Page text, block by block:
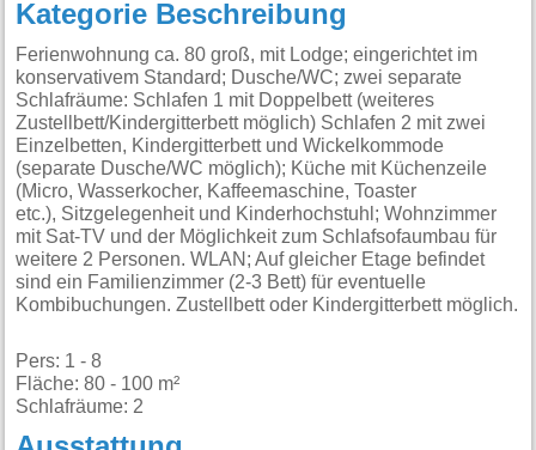
Kategorie Beschreibung
Ferienwohnung ca. 80 groß, mit Lodge; eingerichtet im
konservativem Standard; Dusche/WC; zwei separate
Schlafräume: Schlafen 1 mit Doppelbett (weiteres
Zustellbett/Kindergitterbett möglich) Schlafen 2 mit zwei
Einzelbetten, Kindergitterbett und Wickelkommode
(separate Dusche/WC möglich); Küche mit Küchenzeile
(Micro, Wasserkocher, Kaffeemaschine, Toaster
etc.), Sitzgelegenheit und Kinderhochstuhl; Wohnzimmer
mit Sat-TV und der Möglichkeit zum Schlafsofaumbau für
weitere 2 Personen. WLAN; Auf gleicher Etage befindet
sind ein Familienzimmer (2-3 Bett) für eventuelle
Kombibuchungen. Zustellbett oder Kindergitterbett möglich.
Pers: 1 - 8
Fläche: 80 - 100 m²
Schlafräume: 2